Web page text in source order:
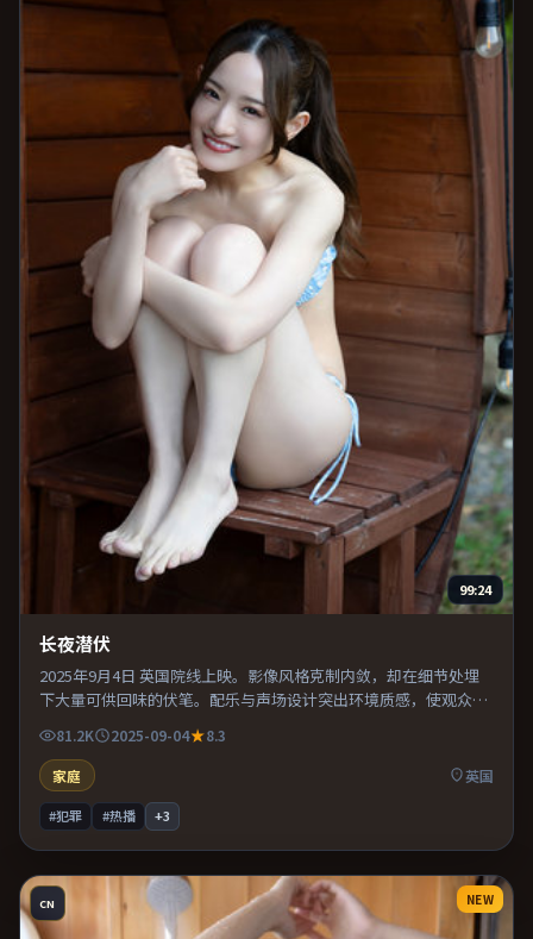
99:24
长夜潜伏
2025年9月4日 英国院线上映。影像风格克制内敛，却在细节处埋
下大量可供回味的伏笔。配乐与声场设计突出环境质感，使观众更
易沉浸其中。片尾留白意味深长，值得二刷细品台词与构图。
81.2K 2025-09-04
8.3
家庭
英国
#犯罪 #热播 +3
CN NEW